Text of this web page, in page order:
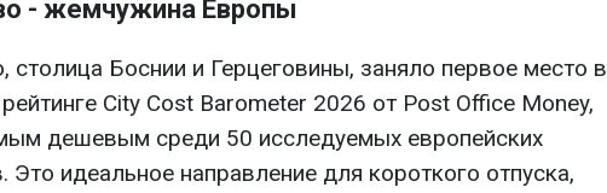
- жемчужина Европы
столица Боснии и Герцеговины, заняло первое место в
City Cost Barometer 2026 от Post Office Money,
дешевым среди 50 исследуемых европейских
Это идеальное направление для короткого отпуска,